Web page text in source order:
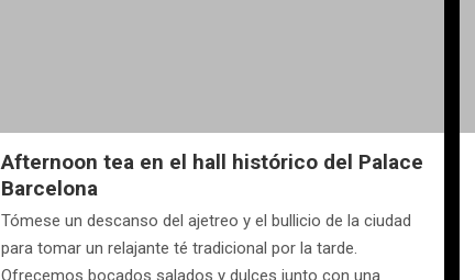
Afternoon tea en el hall histórico del Palace
Barcelona
Tómese un descanso del ajetreo y el bullicio de la ciudad
para tomar un relajante té tradicional por la tarde.
Ofrecemos bocados salados y dulces junto con una